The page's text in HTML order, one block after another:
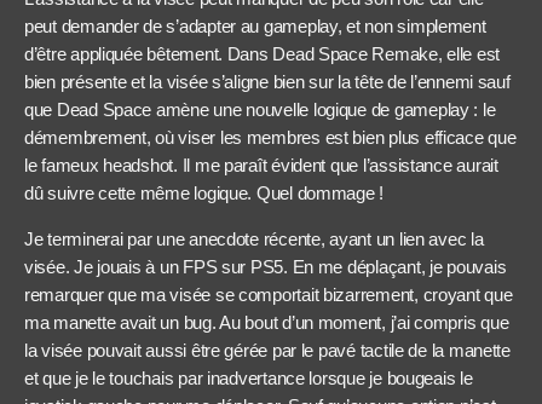
peut demander de s’adapter au gameplay, et non simplement
d’être appliquée bêtement. Dans Dead Space Remake, elle est
bien présente et la visée s’aligne bien sur la tête de l’ennemi sauf
que Dead Space amène une nouvelle logique de gameplay : le
démembrement, où viser les membres est bien plus efficace que
le fameux headshot. Il me paraît évident que l’assistance aurait
dû suivre cette même logique. Quel dommage !
Je terminerai par une anecdote récente, ayant un lien avec la
visée. Je jouais à un FPS sur PS5. En me déplaçant, je pouvais
remarquer que ma visée se comportait bizarrement, croyant que
ma manette avait un bug. Au bout d’un moment, j’ai compris que
la visée pouvait aussi être gérée par le pavé tactile de la manette
et que je le touchais par inadvertance lorsque je bougeais le